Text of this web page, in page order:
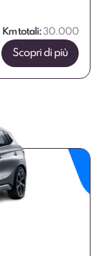
Km totali:30.000
Scopri di più